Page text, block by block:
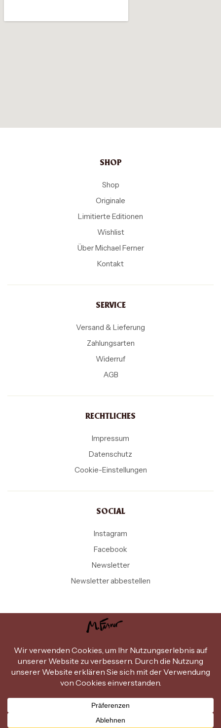
SHOP
Shop
Originale
Limitierte Editionen
Wishlist
Über Michael Ferner
Kontakt
SERVICE
Versand & Lieferung
Zahlungsarten
Widerruf
AGB
RECHTLICHES
Impressum
Datenschutz
Cookie-Einstellungen
SOCIAL
Instagram
Facebook
Newsletter
Newsletter abbestellen
Copyright Michael Ferner © 2026.Design bymiammiam.at